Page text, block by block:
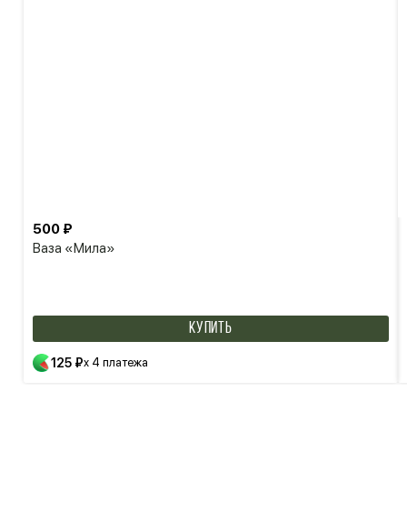
Ваза «Мила»
500 ₽
КУПИТЬ
125 ₽x 4 платежа